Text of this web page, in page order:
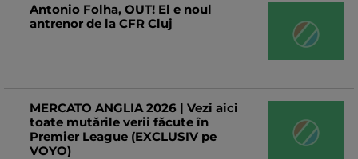
Ucraina! Imagini uluitoare
Antonio Folha, OUT! El e noul
antrenor de la CFR Cluj
MERCATO ANGLIA 2026 | Vezi aici
toate mutările verii făcute în
Premier League (EXCLUSIV pe
VOYO)